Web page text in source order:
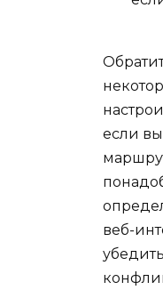
если
веб-